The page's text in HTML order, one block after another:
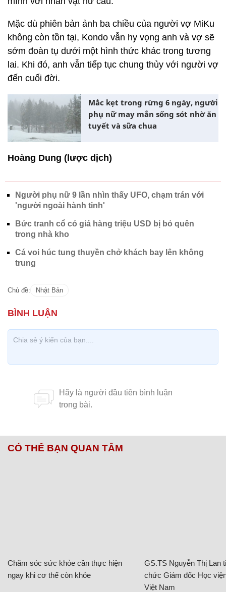
Mặc dù phiên bản ảnh ba chiều của người vợ MiKu
không còn tồn tại, Kondo vẫn hy vọng anh và vợ sẽ
sớm đoàn tụ dưới một hình thức khác trong tương
lai. Khi đó, anh vẫn tiếp tục chung thủy với người vợ
đến cuối đời.
Mắc kẹt trong rừng 6 ngày, người
phụ nữ may mắn sống sót nhờ ăn
tuyết và sữa chua
Hoàng Dung (lược dịch)
Người phụ nữ 9 lần nhìn thấy UFO, chạm trán với
'người ngoài hành tinh'
Bức tranh cổ có giá hàng triệu USD bị bỏ quên
trong nhà kho
Cá voi húc tung thuyền chở khách bay lên không
trung
Chủ đề: Nhật Bản
CÓ THỂ BẠN QUAN TÂM
Chăm sóc sức khỏe cần thực hiện
ngay khi cơ thể còn khỏe
GS.TS Nguyễn Thị Lan
chức Giám đốc Học
Việt Nam